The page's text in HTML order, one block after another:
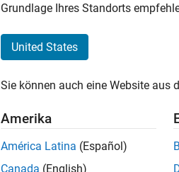
Stellen
Es
Region
Grundlage Ihres Standorts
United States
Sie können auch eine Website aus
Amerika
América Latina (Español)
Canada (English)